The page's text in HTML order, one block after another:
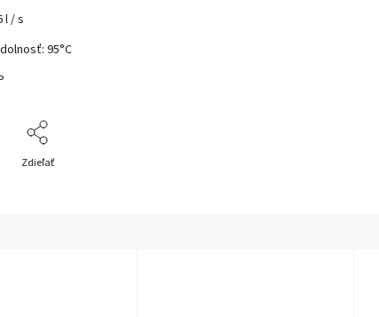
l / s
95°C
Zdieľať